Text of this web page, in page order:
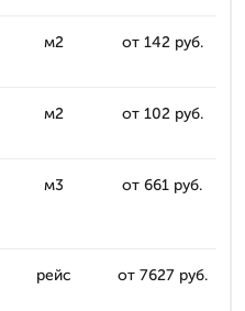
м2 от 142 руб.
м2 от 102 руб.
м3 от 661 руб.
рейс от 7627 руб.